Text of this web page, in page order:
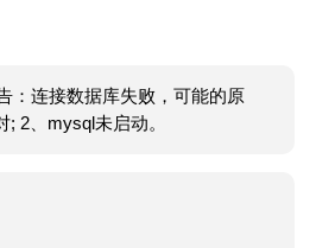
：连接数据库失败，可能的原
; 2、mysql未启动。